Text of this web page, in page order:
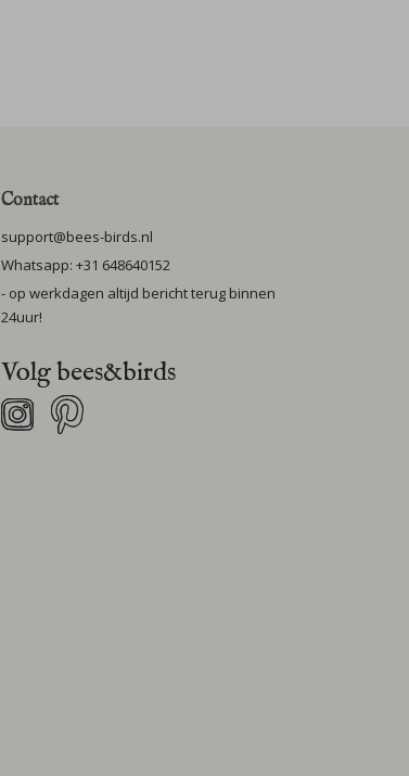
Contact
support@bees-birds.nl
Whatsapp: +31 648640152
- op werkdagen altijd bericht terug binnen
24uur!
Volg bees&birds